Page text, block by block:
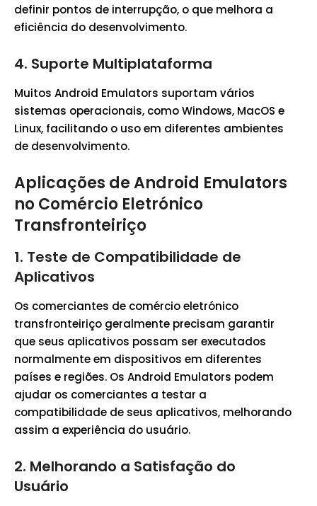
definir pontos de interrupção, o que melhora a
eficiência do desenvolvimento.
4. Suporte Multiplataforma
Muitos Android Emulators suportam vários
sistemas operacionais, como Windows, MacOS e
Linux, facilitando o uso em diferentes ambientes
de desenvolvimento.
Aplicações de Android Emulators
no Comércio Eletrónico
Transfronteiriço
1. Teste de Compatibilidade de
Aplicativos
Os comerciantes de comércio eletrónico
transfronteiriço geralmente precisam garantir
que seus aplicativos possam ser executados
normalmente em dispositivos em diferentes
países e regiões. Os Android Emulators podem
ajudar os comerciantes a testar a
compatibilidade de seus aplicativos, melhorando
assim a experiência do usuário.
2. Melhorando a Satisfação do
Usuário